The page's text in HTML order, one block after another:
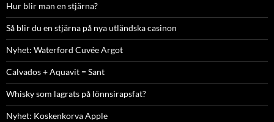
Hur blir man en stjärna?
Så blir du en stjärna på nya utländska casinon
Nyhet: Waterford Cuvée Argot
Calvados + Aquavit = Sant
Whisky som lagrats på lönnsirapsfat?
Nyhet: Koskenkorva Apple